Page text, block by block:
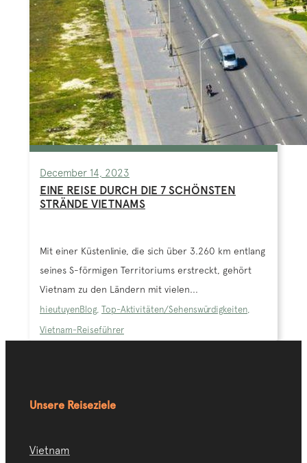
December 14, 2023
EINE REISE DURCH DIE 7 SCHÖNSTEN
STRÄNDE VIETNAMS
Mit einer Küstenlinie, die sich über 3.260 km entlang
seines S-förmigen Territoriums erstreckt, gehört
Vietnam zu den Ländern mit vielen...
hieutuyenBlog, Top-Aktivitäten/Sehenswürdigkeiten,
Vietnam-Reiseführer
Unsere Reiseziele
Vietnam